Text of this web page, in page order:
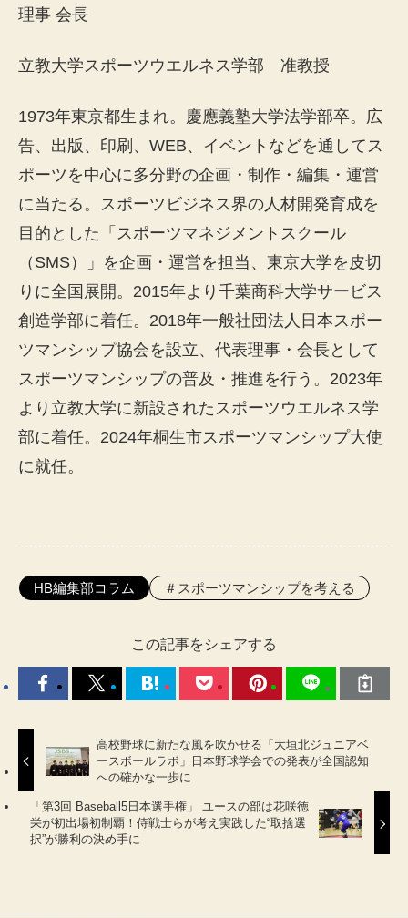
理事 会長
立教大学スポーツウエルネス学部 准教授
1973年東京都生まれ。慶應義塾大学法学部卒。広
告、出版、印刷、WEB、イベントなどを通してス
ポーツを中心に多分野の企画・制作・編集・運営
に当たる。スポーツビジネス界の人材開発育成を
目的とした「スポーツマネジメントスクール
（SMS）」を企画・運営を担当、東京大学を皮切
りに全国展開。2015年より千葉商科大学サービス
創造学部に着任。2018年一般社団法人日本スポー
ツマンシップ協会を設立、代表理事・会長として
スポーツマンシップの普及・推進を行う。2023年
より立教大学に新設されたスポーツウエルネス学
部に着任。2024年桐生市スポーツマンシップ大使
に就任。
HB編集部コラム スポーツマンシップを考える
この記事をシェアする
高校野球に新たな風を吹かせる「大垣北ジュニアベ
ースボールラボ」日本野球学会での発表が全国認知
への確かな一歩に
「第3回 Baseball5日本選手権」 ユースの部は花咲徳
栄が初出場初制覇！侍戦士らが考え実践した“取捨選
択”が勝利の決め手に